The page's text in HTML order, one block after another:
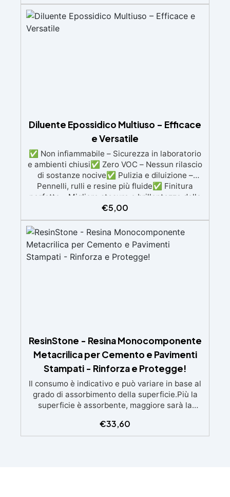
realizzare la tua visione artistica con
semplicità.
Protezione anti-UV avanzata per prevenire
l’ingiallimento nel tempo Formula a bassa
viscosità per lavorazioni prolungate e
Diluente Epossidico Multiuso – Efficace
e Versatile
✅ Non infiammabile – Sicurezza in laboratorio
e ambienti chiusi✅ Zero VOC – Nessun rilascio
di sostanze nocive✅ Pulizia e diluizione –
Pennelli, rulli e resine più fluide✅ Finitura
perfetta – Migliore stesura e brillantezza della
resina
€5,00
ResinStone - Resina Monocomponente
Metacrilica per Cemento e Pavimenti
Stampati - Rinforza e Protegge!
Il consumo è indicativo e può variare in base al
grado di assorbimento della superficie.Più la
superficie è assorbente, maggiore sarà la
ottimale, consigliamo di acquistare una
quantità sufficiente per l’applicazione di almeno
€33,60